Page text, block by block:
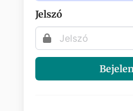
Jelszó